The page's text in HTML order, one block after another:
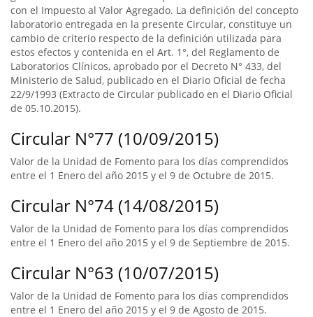
con el Impuesto al Valor Agregado. La definición del concepto
laboratorio entregada en la presente Circular, constituye un
cambio de criterio respecto de la definición utilizada para
estos efectos y contenida en el Art. 1°, del Reglamento de
Laboratorios Clínicos, aprobado por el Decreto N° 433, del
Ministerio de Salud, publicado en el Diario Oficial de fecha
22/9/1993 (Extracto de Circular publicado en el Diario Oficial
de 05.10.2015).
Circular N°77 (10/09/2015)
Valor de la Unidad de Fomento para los días comprendidos
entre el 1 Enero del año 2015 y el 9 de Octubre de 2015.
Circular N°74 (14/08/2015)
Valor de la Unidad de Fomento para los días comprendidos
entre el 1 Enero del año 2015 y el 9 de Septiembre de 2015.
Circular N°63 (10/07/2015)
Valor de la Unidad de Fomento para los días comprendidos
entre el 1 Enero del año 2015 y el 9 de Agosto de 2015.